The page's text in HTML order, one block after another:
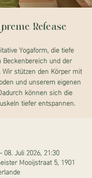
Release
Yogaform, die tiefe
und der
stützen den Körper mit
und unserem eigenen
können sich die
tiefer entspannen.
08. Juli 2026, 21:30
Mooijstraat 5, 1901